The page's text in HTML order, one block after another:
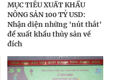
MỤC TIÊU XUẤT KHẨU
NÔNG SẢN 100 TỶ USD:
Nhận diện những 'nút thắt'
để xuất khẩu thủy sản về
đích